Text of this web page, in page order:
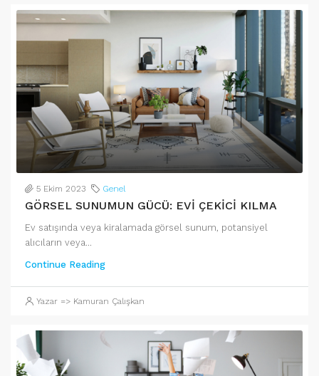
5 Ekim 2023 Genel
GÖRSEL SUNUMUN GÜCÜ: EVİ ÇEKİCİ KILMA
Ev satışında veya kiralamada görsel sunum, potansiyel
alıcıların veya...
Continue Reading
Yazar => Kamuran Çalışkan